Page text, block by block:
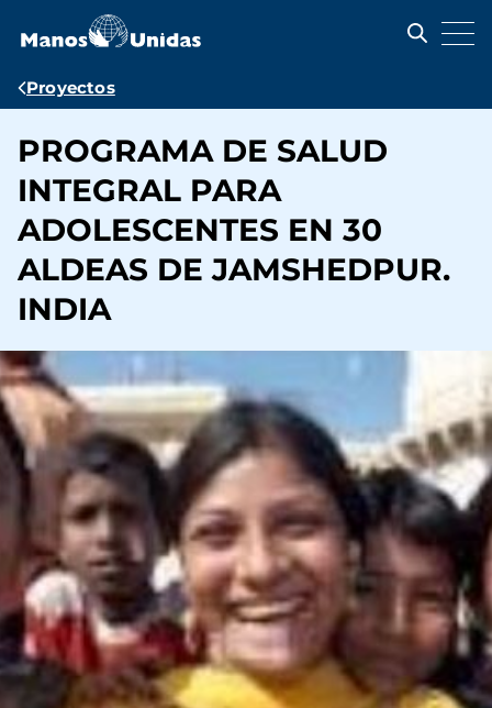
contenido
Ruta
navegación
Proyectos
PROGRAMA DE SALUD
INTEGRAL PARA
ADOLESCENTES EN 30
ALDEAS DE JAMSHEDPUR.
INDIA